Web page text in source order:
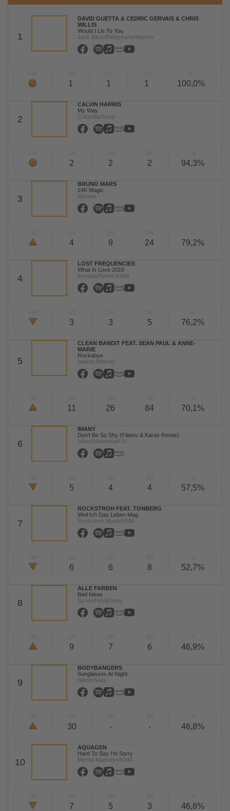
1
DAVID GUETTA & CEDRIC GERVAIS & CHRIS
WILLIS
Would I Lie To You
Jack Back/Parlophone/Warner
1 1 1 100,0%
2
CALVIN HARRIS
My Way
Columbia/Sony
2 2 2 94,3%
3
BRUNO MARS
24K Magic
Warner
4 9 24 79,2%
4
LOST FREQUENCIES
What Is Love 2016
Armada/Kontor/KNM
3 3 5 76,2%
5
CLEAN BANDIT FEAT. SEAN PAUL & ANNE-
MARIE
Rockabye
Atlantic/Warner
11 26 84 70,1%
6
IMANY
Don't Be So Shy (Filatov & Karas Remix)
Island/Universal/UV
5 4 4 57,5%
7
ROCKSTROH FEAT. TONBERG
Weil Ich Das Leben Mag
Rockstroh Music/KNM
6 6 8 52,7%
8
ALLE FARBEN
Bad Ideas
Synesthesia/Sony
9 7 6 46,9%
9
BODYBANGERS
Sunglasses At Night
Nitron/Sony
30 - - 46,8%
10
AQUAGEN
Hard To Say I'm Sorry
Mental Madness/KNM
7 5 3 46,8%